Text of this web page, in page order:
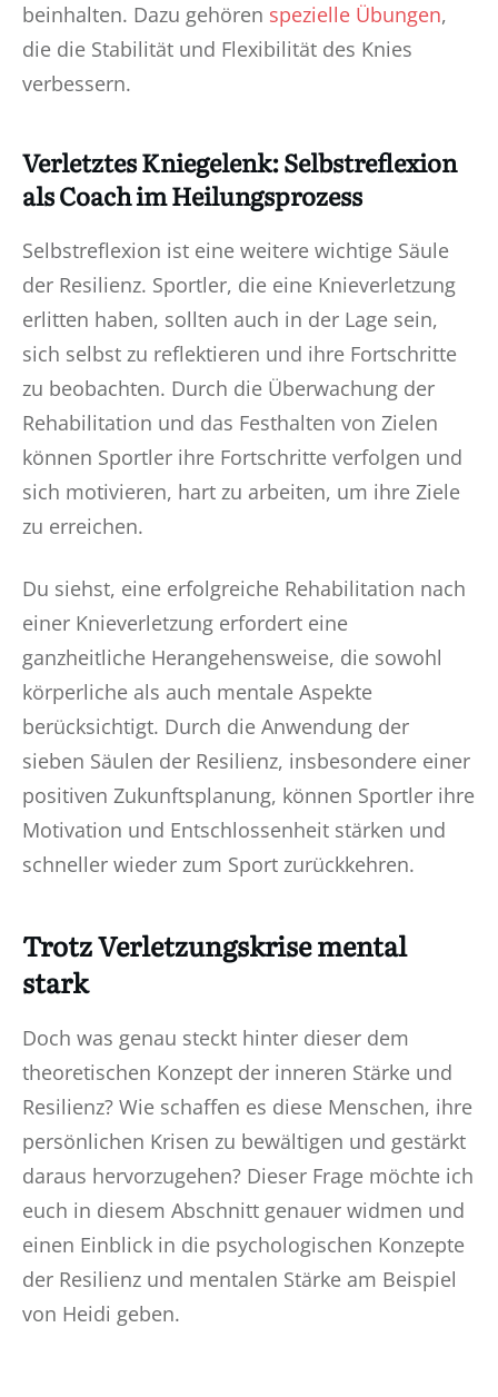
beinhalten. Dazu gehören spezielle Übungen,
die die Stabilität und Flexibilität des Knies
verbessern.
Verletztes Kniegelenk: Selbstreflexion
als Coach im Heilungsprozess
Selbstreflexion ist eine weitere wichtige Säule
der Resilienz. Sportler, die eine Knieverletzung
erlitten haben, sollten auch in der Lage sein,
sich selbst zu reflektieren und ihre Fortschritte
zu beobachten. Durch die Überwachung der
Rehabilitation und das Festhalten von Zielen
können Sportler ihre Fortschritte verfolgen und
sich motivieren, hart zu arbeiten, um ihre Ziele
zu erreichen.
Du siehst, eine erfolgreiche Rehabilitation nach
einer Knieverletzung erfordert eine
ganzheitliche Herangehensweise, die sowohl
körperliche als auch mentale Aspekte
berücksichtigt. Durch die Anwendung der
sieben Säulen der Resilienz, insbesondere einer
positiven Zukunftsplanung, können Sportler ihre
Motivation und Entschlossenheit stärken und
schneller wieder zum Sport zurückkehren.
Trotz Verletzungskrise mental
stark
Doch was genau steckt hinter dieser dem
theoretischen Konzept der inneren Stärke und
Resilienz? Wie schaffen es diese Menschen, ihre
persönlichen Krisen zu bewältigen und gestärkt
daraus hervorzugehen? Dieser Frage möchte ich
euch in diesem Abschnitt genauer widmen und
einen Einblick in die psychologischen Konzepte
der Resilienz und mentalen Stärke am Beispiel
von Heidi geben.